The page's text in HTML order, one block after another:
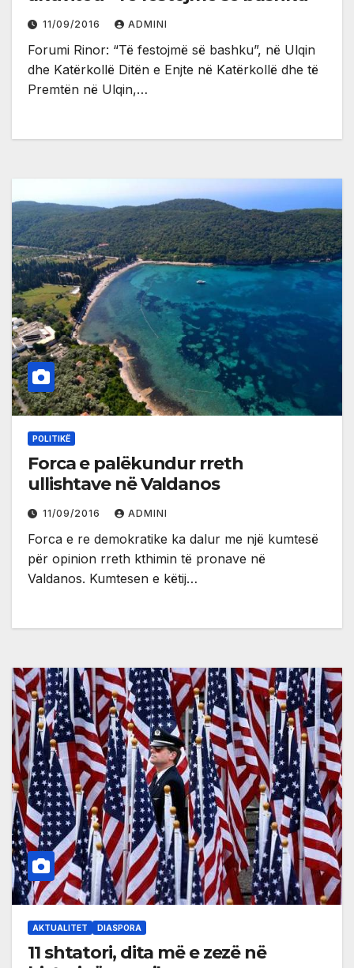
11/09/2016 ADMINI
Forumi Rinor: “Të festojmë së bashku”, në Ulqin
dhe Katërkollë Ditën e Enjte në Katërkollë dhe të
Premtën në Ulqin,…
POLITIKË
Forca e palëkundur rreth
ullishtave në Valdanos
11/09/2016 ADMINI
Forca e re demokratike ka dalur me një kumtesë
për opinion rreth kthimin të pronave në
Valdanos. Kumtesen e këtij…
AKTUALITET DIASPORA
11 shtatori, dita më e zezë në